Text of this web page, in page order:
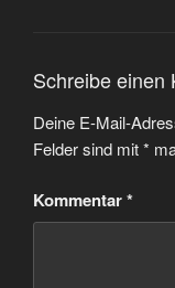
Schreibe einen
Deine E-Mail-
Felder sind mit*
Kommentar*